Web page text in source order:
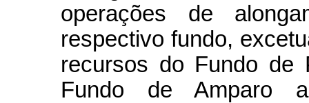
operações de
respectivo fundo,
recursos do Fundo de
Fundo de Amparo